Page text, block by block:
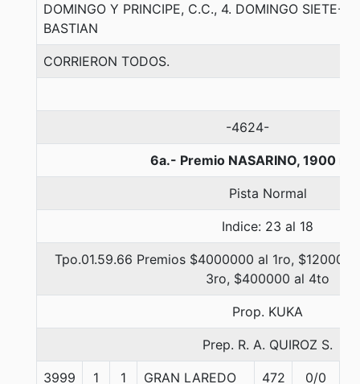
DOMINGO Y PRINCIPE, C.C., 4. DOMINGO SIETE-
BASTIAN
CORRIERON TODOS.
-4624-
6a.- Premio NASARINO, 1900
Pista Normal
Indice: 23 al 18
Tpo.01.59.66 Premios $4000000 al 1ro,
3ro, $400000 al 4to
Prop. KUKA
Prep. R. A. QUIROZ S.
3999 1 1 GRAN LAREDO 472 0/0